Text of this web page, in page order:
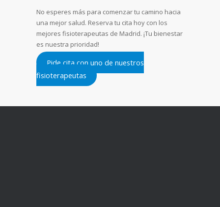
No esperes más para comenzar tu camino hacia
una mejor salud. Reserva tu cita hoy con los
mejores fisioterapeutas de Madrid. ¡Tu bienestar
es nuestra prioridad!
Pide cita con uno de nuestros
fisioterapeutas